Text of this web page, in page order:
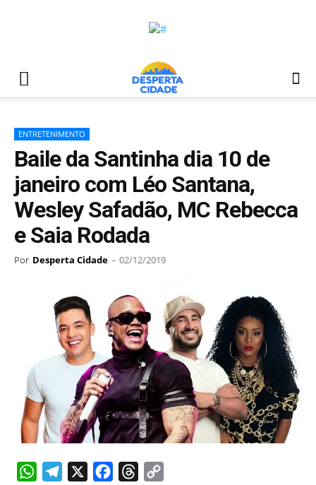
ENTRETENIMENTO
Baile da Santinha dia 10 de
janeiro com Léo Santana,
Wesley Safadão, MC Rebecca
e Saia Rodada
Por Desperta Cidade - 02/12/2019
WhatsAppTelegram FacebookThreads